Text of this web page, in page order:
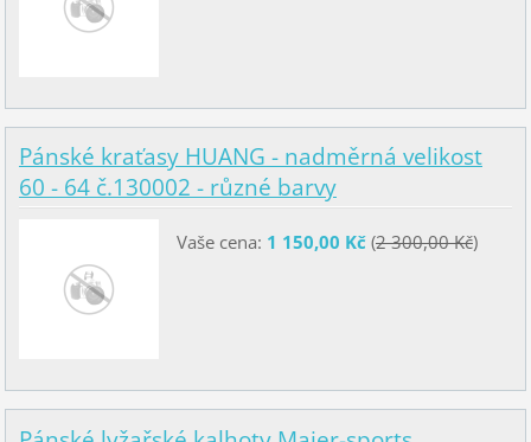
Pánské kraťasy HUANG - nadměrná velikost
60 - 64 č.130002 - různé barvy
Vaše cena: 1 150,00 Kč(2 300,00 Kč)